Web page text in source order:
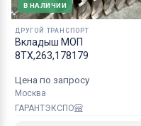
В НАЛИЧИИ
ДРУГОЙ ТРАНСПОРТ
Вкладыш МОП
8ТХ,263,178179
Цена по запросу
Москва
ГАРАНТЭКСПО